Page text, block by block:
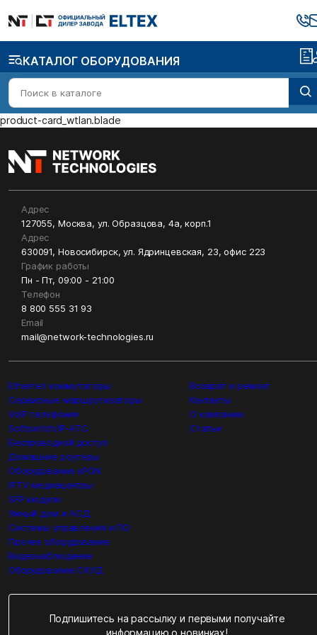
КАТАЛОГ ОБОРУДОВАНИЯ
product-card_wtlan.blade
Адрес
127055, Москва, ул. Образцова, 4а, корп.1
Адрес
630091, Новосибирск, ул. Ядринцевская, 23, офис 223
График работы
Пн - Пт, 09:00 - 21:00
Телефон
8 800 555 31 93
Email
mail@network-technologies.ru
Ethernet коммутаторы
Сервисные маршрутизаторы
VoIP телефония
Softswitch/IP-ATC
Беспроводной доступ
Домашние роутеры
Оборудование xPON
IPTV медиацентры
SFP модули
Умный дом и АСД
Системы управления и ПО
Прочее оборудование
Видеонаблюдение
Оборудование СКУД
Возврат и ремонт
Контакты
О компании
Статьи
Подпишитесь на рассылку и первыми получайте
информацию о новинках!